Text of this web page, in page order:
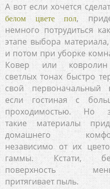
А вот если хочется
белом цвете пол,
немного потрудиться
этапе выбора
и потом при уборке
Ковер или
светлых тонах быстро
свой первоначальный
если гостиная с
проходимостью. Но
такие материалы
домашнего
независимо от их
гаммы. Кстати,
поверхность
притягивает пыль.